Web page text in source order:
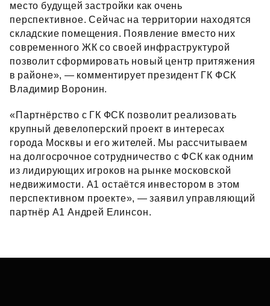
место будущей застройки как очень
перспективное. Сейчас на территории находятся
складские помещения. Появление вместо них
современного ЖК со своей инфраструктурой
позволит сформировать новый центр притяжения
в районе», — комментирует президент ГК ФСК
Владимир Воронин.
«Партнёрство с ГК ФСК позволит реализовать
крупный девелоперский проект в интересах
города Москвы и его жителей. Мы рассчитываем
на долгосрочное сотрудничество с ФСК как одним
из лидирующих игроков на рынке московской
недвижимости. А1 остаётся инвестором в этом
перспективном проекте», — заявил управляющий
партнёр А1 Андрей Елинсон.